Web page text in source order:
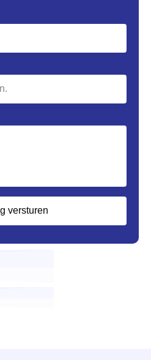
versturen